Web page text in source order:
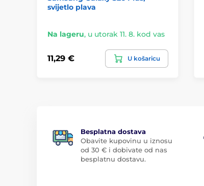
svijetlo plava
Na lageru, u utorak 11. 8. kod vas
11,29 € U košaricu
Besplatna dostava
Obavite kupovinu u iznosu
od 30 € i dobivate od nas
besplatnu dostavu.